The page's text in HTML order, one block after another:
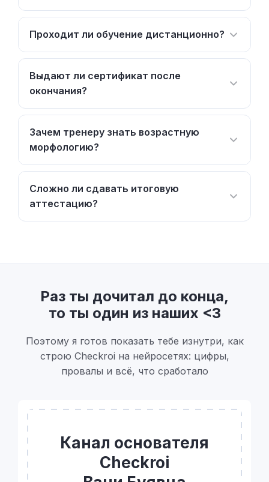
Проходит ли обучение дистанционно?
Выдают ли сертификат после
окончания?
Зачем тренеру знать возрастную
морфологию?
Сложно ли сдавать итоговую
аттестацию?
Раз ты дочитал до конца,
то ты один из наших <3
Поэтому я готов показать тебе изнутри, как
строю Checkroi на нейросетях: цифры,
провалы и всё, что сработало
Канал основателя
Checkroi